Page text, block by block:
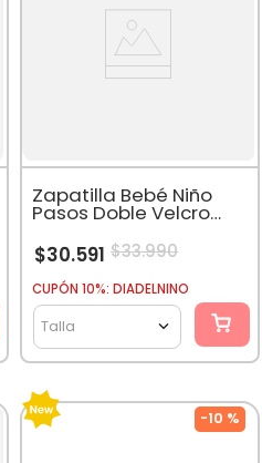
Zapatilla Bebé Niño
Pasos Doble Velcro
$30.591 $33.990
CUPÓN 10%: DIADELNINO
Talla
-10 %